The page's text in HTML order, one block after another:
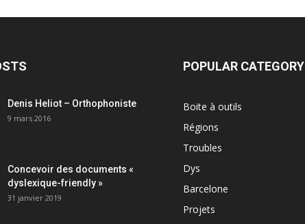
Denis Heliot – Orthophoniste
9 mars 2016
Concevoir des documents «
dyslexique-friendly »
31 janvier 2019
POPULAR CATEGORY
Boite à outils
Régions
Troubles
Dys
Barcelone
Projets